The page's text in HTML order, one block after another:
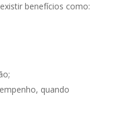
benefícios como:
quando